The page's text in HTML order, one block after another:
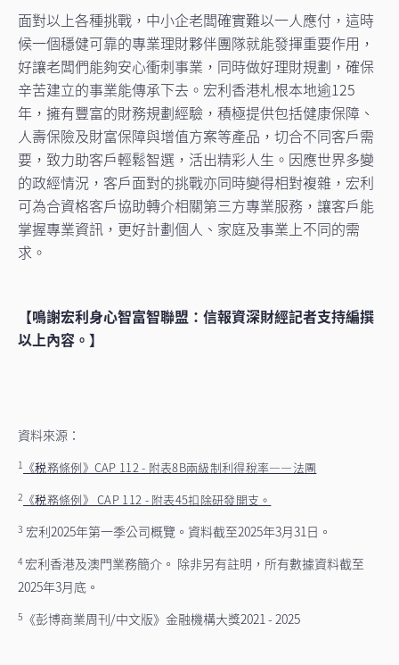
面對以上各種挑戰，中小企老闆確實難以一人應付，這時
候一個穩健可靠的專業理財夥伴團隊就能發揮重要作用，
好讓老闆們能夠安心衝刺事業，同時做好理財規劃，確保
辛苦建立的事業能傳承下去。宏利香港札根本地逾125
年，擁有豐富的財務規劃經驗，積極提供包括健康保障、
人壽保險及財富保障與增值方案等產品，切合不同客戶需
要，致力助客戶輕鬆智選，活出精彩人生。因應世界多變
的政經情況，客戶面對的挑戰亦同時變得相對複雜，宏利
可為合資格客戶協助轉介相關第三方專業服務，讓客戶能
掌握專業資訊，更好計劃個人、家庭及事業上不同的需
求。
【鳴謝宏利身心智富智聯盟：信報資深財經記者支持編撰
以上內容。】
資料來源：
1 《税務條例》CAP 112 - 附表8B兩級制利得稅率——法團
2 《税務條例》 CAP 112 - 附表45扣除研發開支。
3 宏利2025年第一季公司概覽。資料截至2025年3月31日。
4 宏利香港及澳門業務簡介。 除非另有註明，所有數據資料截至
2025年3月底。
5 《彭博商業周刊/中文版》金融機構大獎2021 - 2025